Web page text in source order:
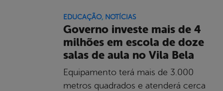
EDUCAÇÃO, NOTÍCIAS
Governo investe mais de 4
milhões em escola de doze
salas de aula no Vila Bela
Equipamento terá mais de 3.000
metros quadrados e atenderá cerca